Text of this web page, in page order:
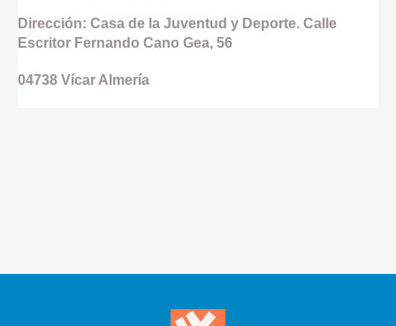
Dirección: Casa de la Juventud y Deporte. Calle
Escritor Fernando Cano Gea, 56
04738 Vícar Almería